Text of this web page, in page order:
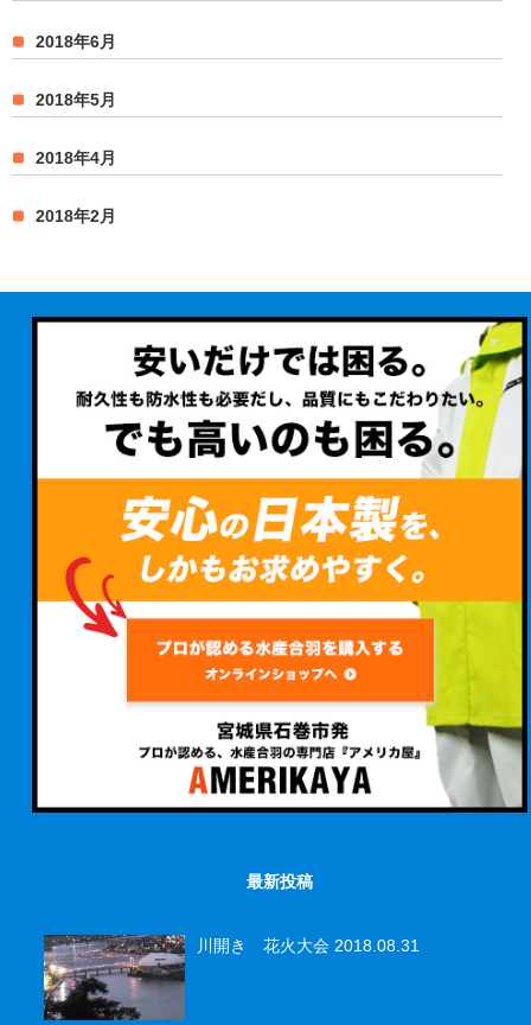
2018年6月
2018年5月
2018年4月
2018年2月
最新投稿
川開き 花火大会 2018.08.31